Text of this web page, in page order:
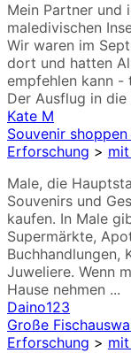
Mein Partner und
maledivischen
Wir waren im
dort und hatten
empfehlen kann -
Der Ausflug in die
Kate M
Souvenir
Erforschung >
Male, die
Souvenirs und
kaufen. In Male
Supermärkte,
Buchhandlungen,
Juweliere. Wenn
Hause nehmen ...
Daino123
Große
Erforschung >